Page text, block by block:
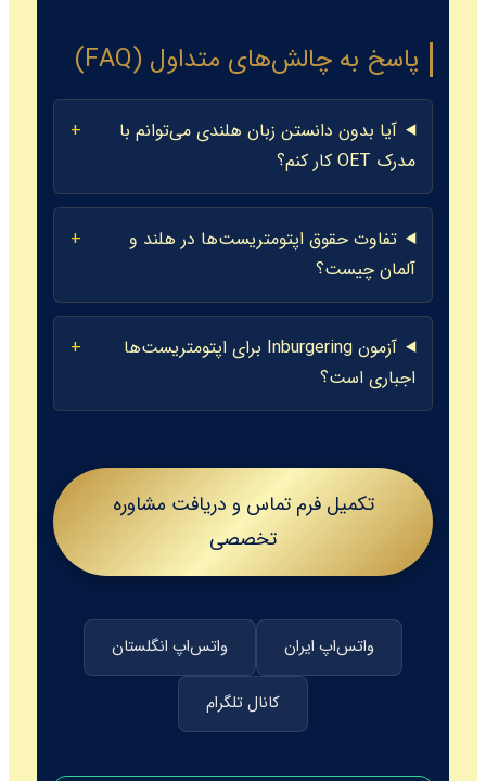
پاسخ به چالش‌های متداول (FAQ)
آیا بدون دانستن زبان هلندی می‌توانم با
مدرک OET کار کنم؟
تفاوت حقوق اپتومتریست‌ها در هلند و
آلمان چیست؟
آزمون Inburgering برای اپتومتریست‌ها
اجباری است؟
تکمیل فرم تماس و دریافت مشاوره
تخصصی
واتس‌اپ ایران واتس‌اپ انگلستان
کانال تلگرام